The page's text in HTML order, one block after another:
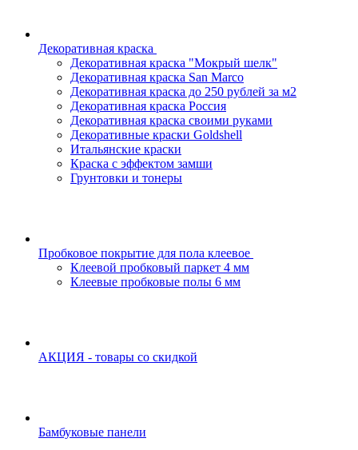
Декоративная краска
Декоративная краска "Мокрый шелк"
Декоративная краска San Marco
Декоративная краска до 250 рублей за м2
Декоративная краска Россия
Декоративная краска своими руками
Декоративные краски Goldshell
Итальянские краски
Краска с эффектом замши
Грунтовки и тонеры
Пробковое покрытие для пола клеевое
Клеевой пробковый паркет 4 мм
Клеевые пробковые полы 6 мм
АКЦИЯ - товары со скидкой
Бамбуковые панели